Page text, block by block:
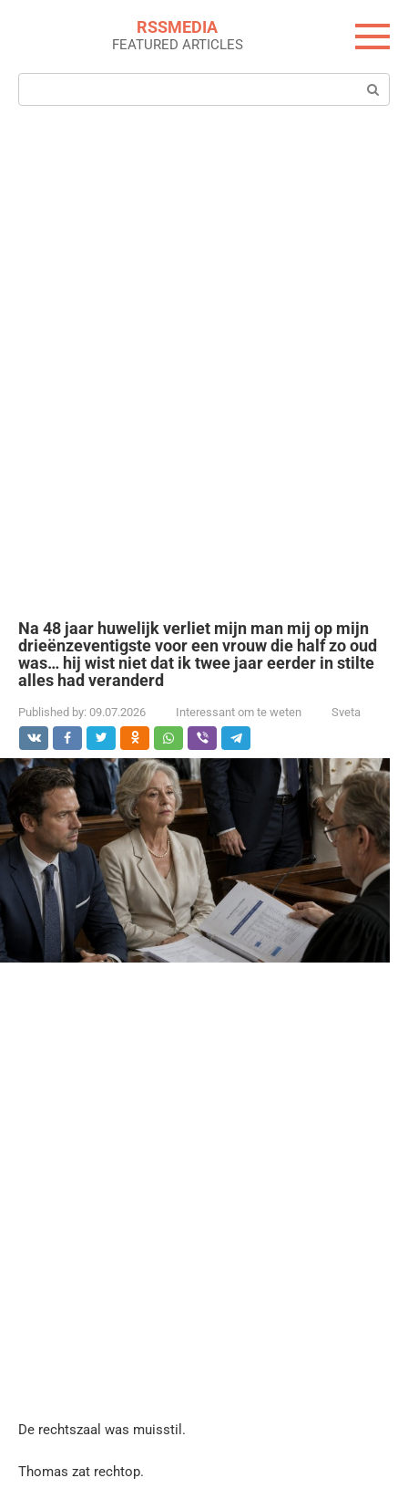
RSSMEDIA
FEATURED ARTICLES
Search:
Na 48 jaar huwelijk verliet mijn man mij op mijn
drieënzeventigste voor een vrouw die half zo oud
was… hij wist niet dat ik twee jaar eerder in stilte
alles had veranderd
Published by: 09.07.2026 Interessant om te weten Sveta
De rechtszaal was muisstil.
Thomas zat rechtop.